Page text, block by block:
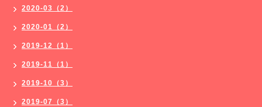
2020-03（2）
2020-01（2）
2019-12（1）
2019-11（1）
2019-10（3）
2019-07（3）